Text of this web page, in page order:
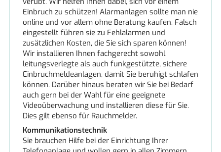
Einbruch zu schützen! Alarmanlagen sollte man nie
online und vor allem ohne Beratung kaufen. Falsch
eingestellt führen sie zu Fehlalarmen und
zusätzlichen Kosten, die Sie sich sparen können!
Wir installieren Ihnen fachgerecht sowohl
leitungsverlegte als auch funkgestützte, sichere
Einbruchmeldeanlagen, damit Sie beruhigt schlafen
können. Darüber hinaus beraten wir Sie bei Bedarf
auch gern bei der Wahl für eine geeignete
Videoüberwachung und installieren diese für Sie.
Dies gilt ebenso für Rauchmelder.
Kommunikationstechnik
Sie brauchen Hilfe bei der Einrichtung Ihrer